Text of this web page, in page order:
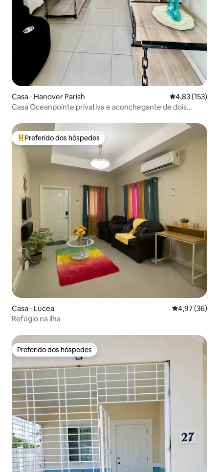
Casa ⋅ Hanover Parish 4,83 de uma
4,83 (153)
Casa Oceanpointe privativa e aconchegante de dois
Entre os melhores preferidos dos hóspedes
Preferido dos hóspedes
Casa ⋅ Lucea 4,97 de uma
4,97 (36)
Refúgio na ilha
Preferido dos hóspedes
Preferido dos hóspedes